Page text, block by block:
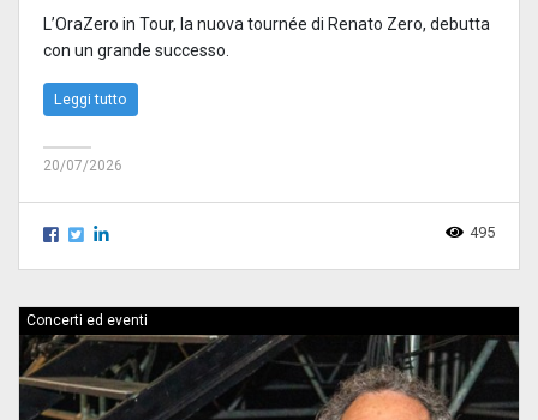
L’OraZero in Tour, la nuova tournée di Renato Zero, debutta
con un grande successo.
Leggi tutto
20/07/2026
495
Concerti ed eventi